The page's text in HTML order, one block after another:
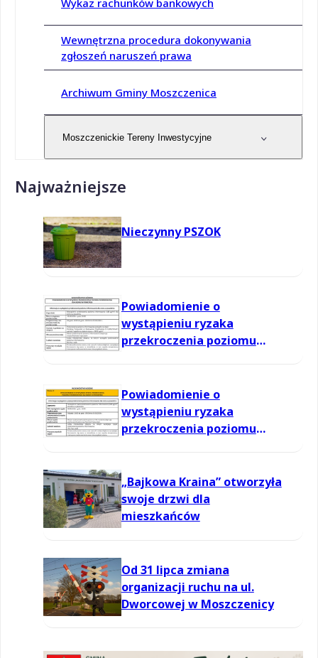
Wykaz rachunków bankowych
Wewnętrzna procedura dokonywania
zgłoszeń naruszeń prawa
Archiwum Gminy Moszczenica
Moszczenickie Tereny Inwestycyjne
Najważniejsze
Nieczynny PSZOK
Powiadomienie o
wystąpieniu ryzaka
przekroczenia poziomu
Powiadomienie o
wystąpieniu ryzaka
przekroczenia poziomu
„Bajkowa Kraina” otworzyła
swoje drzwi dla
mieszkańców
Od 31 lipca zmiana
organizacji ruchu na ul.
Dworcowej w Moszczenicy